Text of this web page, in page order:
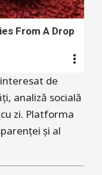
From A Drop
de
analiză socială
zi. Platforma
și al